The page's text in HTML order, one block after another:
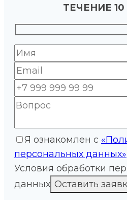
ТЕЧЕНИЕ
Я ознакомлен с
персональных данных»
Условия обработки
данных